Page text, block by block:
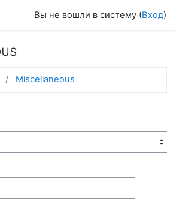
Вы не вошли в систему (Вход)
Miscellaneous